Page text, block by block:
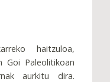
haitzuloa,
Goi Paleolitikoan
aurkitu dira.